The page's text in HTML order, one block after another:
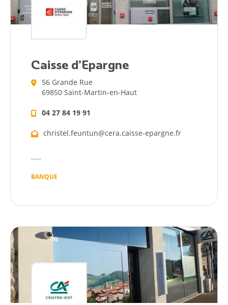
Caisse d’Epargne
56 Grande Rue
69850 Saint-Martin-en-Haut
04 27 84 19 91
christel.feuntun@cera.caisse-epargne.fr
BANQUE
Pratique
Dynamique
Démarches